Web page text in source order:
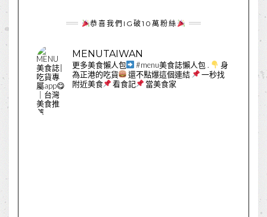
恭喜我們IG破10萬粉絲
MENUTAIWAN
更多美食懶人包 #menu美食誌懶人包 .
身
為正港的吃貨
還不點爆這個連結
一秒找
附近美食
看食記 當美食家